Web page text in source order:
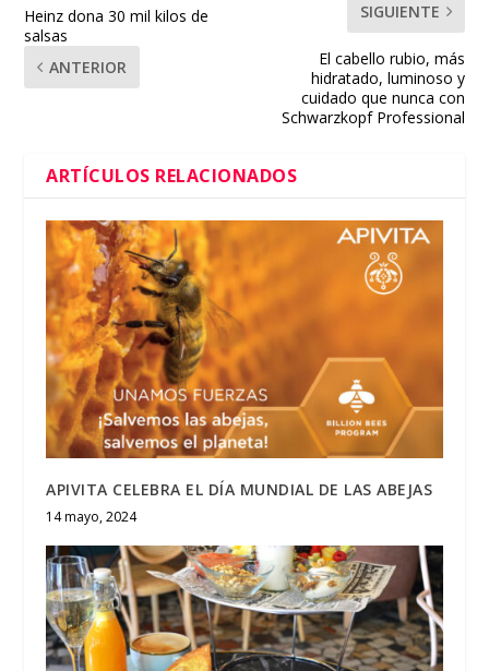
Heinz dona 30 mil kilos de
salsas
ANTERIOR
SIGUIENTE
El cabello rubio, más
hidratado, luminoso y
cuidado que nunca con
Schwarzkopf Professional
ARTÍCULOS RELACIONADOS
APIVITA CELEBRA EL DÍA MUNDIAL DE LAS ABEJAS
14 mayo, 2024